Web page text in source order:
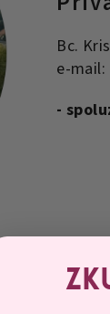
Bc.
e-mail:
-